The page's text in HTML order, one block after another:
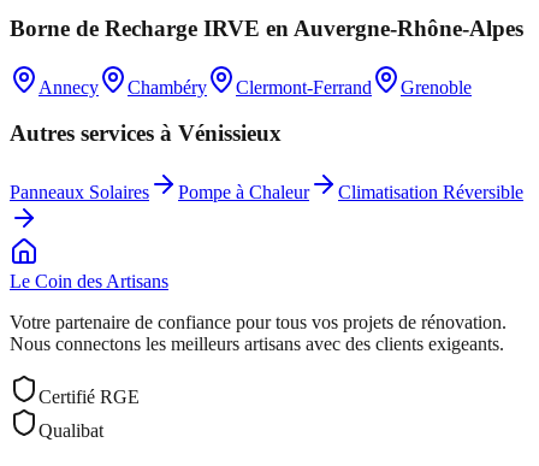
Borne de Recharge IRVE en Auvergne-Rhône-Alpes
Annecy Chambéry Clermont-Ferrand Grenoble
Autres services à Vénissieux
Panneaux Solaires Pompe à Chaleur Climatisation Réversible
Le Coin des Artisans
Votre partenaire de confiance pour tous vos projets de rénovation.
Nous connectons les meilleurs artisans avec des clients exigeants.
Certifié RGE
Qualibat